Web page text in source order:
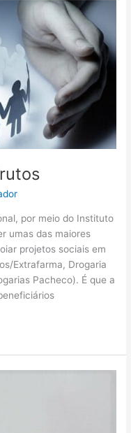
por meio do Instituto
umas das maiores
projetos sociais em
Extrafarma, Drogaria
Pacheco). É que a